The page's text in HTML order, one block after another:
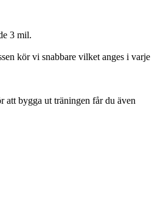
3 mil.
kör vi snabbare vilket anges i varje
att bygga ut träningen får du även